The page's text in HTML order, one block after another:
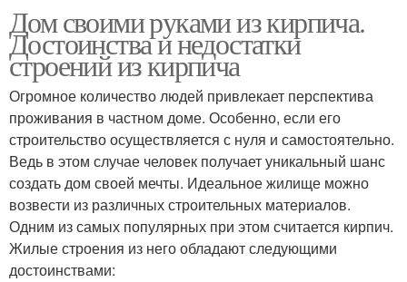
Дом своими руками из кирпича.
Достоинства и недостатки
строений из кирпича
Огромное количество людей привлекает перспектива
проживания в частном доме. Особенно, если его
строительство осуществляется с нуля и самостоятельно.
Ведь в этом случае человек получает уникальный шанс
создать дом своей мечты. Идеальное жилище можно
возвести из различных строительных материалов.
Одним из самых популярных при этом считается кирпич.
Жилые строения из него обладают следующими
достоинствами: